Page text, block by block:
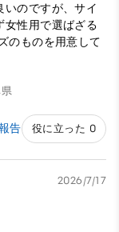
のですが、サイ
女性用で選ばざる
のものを用意して
告 役に立った 0
2026/7/17